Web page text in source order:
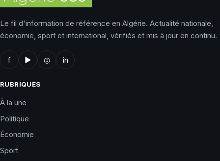
Le fil d'information de référence en Algérie. Actualité nationale,
économie, sport et international, vérifiés et mis à jour en continu.
f ▶ ◎ in
RUBRIQUES
À la une
Politique
Économie
Sport